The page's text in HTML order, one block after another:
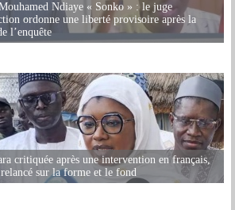
Ndiaye « Sonko » : le juge
ordonne une liberté provisoire après la
l’enquête
critiquée après une intervention en français,
sur la forme et le fond